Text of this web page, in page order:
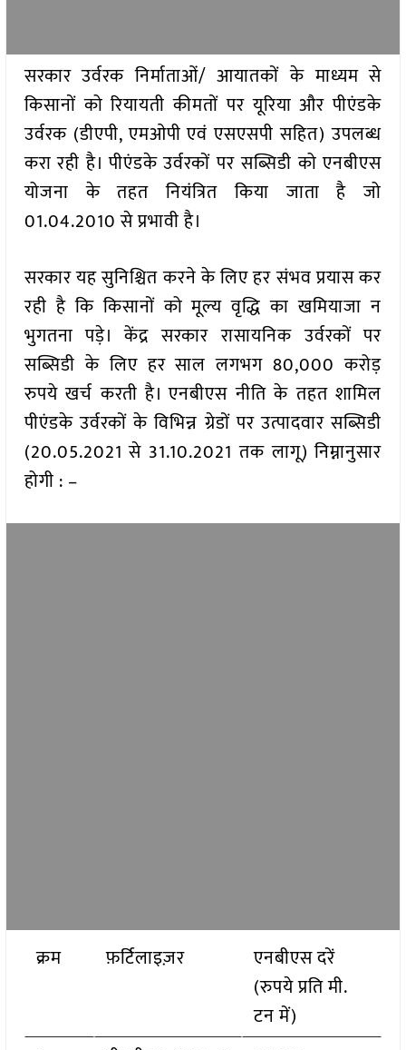
सरकार उर्वरक निर्माताओं/ आयातकों के माध्यम से
किसानों को रियायती कीमतों पर यूरिया और पीएंडके
उर्वरक (डीएपी, एमओपी एवं एसएसपी सहित) उपलब्ध
करा रही है। पीएंडके उर्वरकों पर सब्सिडी को एनबीएस
योजना के तहत नियंत्रित किया जाता है जो
01.04.2010 से प्रभावी है।
सरकार यह सुनिश्चित करने के लिए हर संभव प्रयास कर
रही है कि किसानों को मूल्य वृद्धि का खमियाजा न
भुगतना पड़े। केंद्र सरकार रासायनिक उर्वरकों पर
सब्सिडी के लिए हर साल लगभग 80,000 करोड़
रुपये खर्च करती है। एनबीएस नीति के तहत शामिल
पीएंडके उर्वरकों के विभिन्न ग्रेडों पर उत्पादवार सब्सिडी
(20.05.2021 से 31.10.2021 तक लागू) निम्नानुसार
होगी : –
क्रम फ़र्टिलाइज़र
एनबीएस दरें
(रुपये प्रति मी.
टन में)